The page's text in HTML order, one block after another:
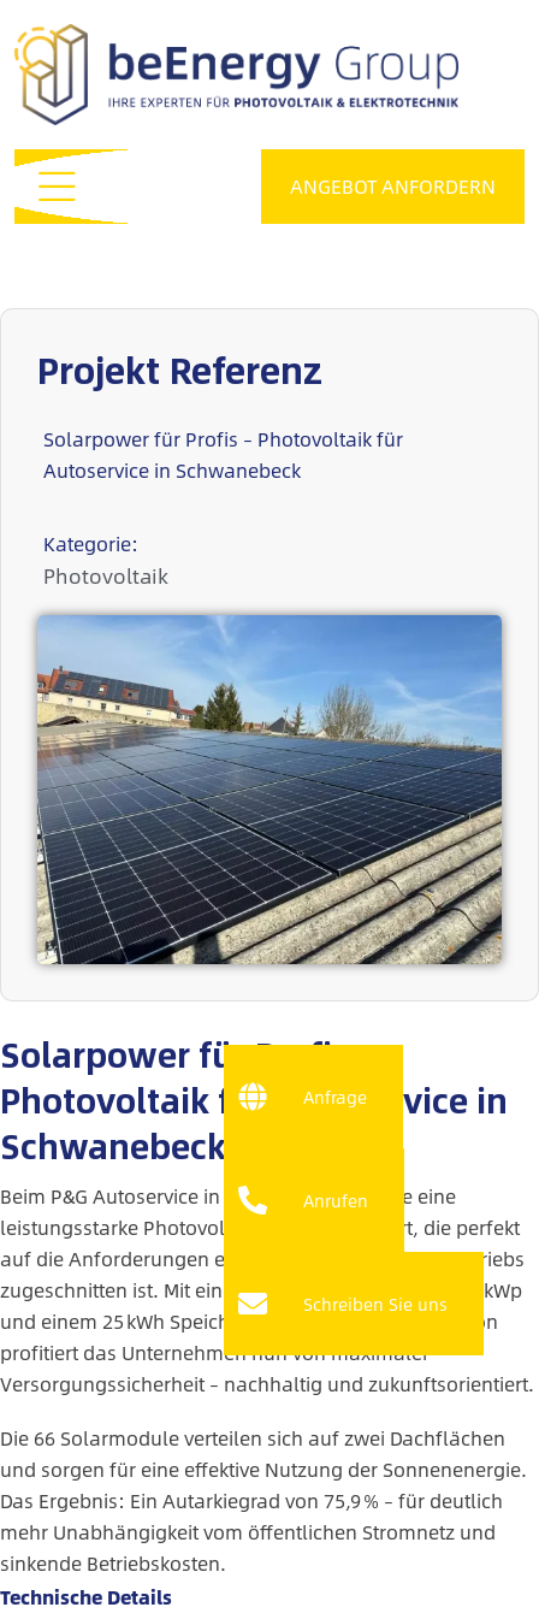
ANGEBOT ANFORDERN
Projekt Referenz
Solarpower für Profis – Photovoltaik für
Autoservice in Schwanebeck
Kategorie:
Photovoltaik
Solarpower für Profis –
Photovoltaik für Autoservice in
Schwanebeck
Beim P&G Autoservice in Schwanebeck wurde eine
leistungsstarke Photovoltaikanlage installiert, die perfekt
auf die Anforderungen eines modernen Werkstattbetriebs
zugeschnitten ist. Mit einer Gesamtleistung von 29,37 kWp
und einem 25 kWh Speicher inklusive Notstromfunktion
profitiert das Unternehmen nun von maximaler
Versorgungssicherheit – nachhaltig und zukunftsorientiert.
Die 66 Solarmodule verteilen sich auf zwei Dachflächen
und sorgen für eine effektive Nutzung der Sonnenenergie.
Das Ergebnis: Ein Autarkiegrad von 75,9 % – für deutlich
mehr Unabhängigkeit vom öffentlichen Stromnetz und
sinkende Betriebskosten.
Technische Details
Anfrage
Anrufen
Schreiben Sie uns